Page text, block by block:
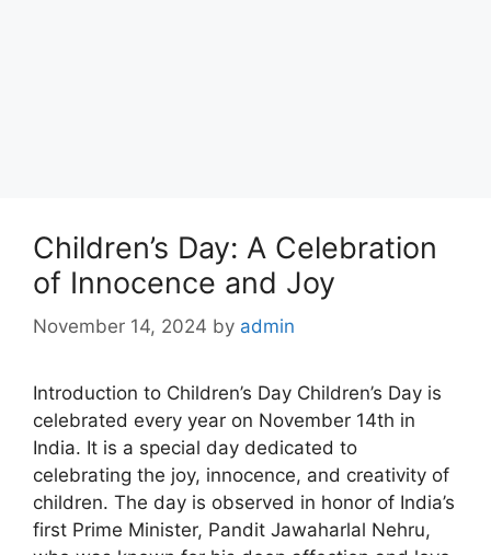
Children’s Day: A Celebration
of Innocence and Joy
November 14, 2024 by admin
Introduction to Children’s Day Children’s Day is
celebrated every year on November 14th in
India. It is a special day dedicated to
celebrating the joy, innocence, and creativity of
children. The day is observed in honor of India’s
first Prime Minister, Pandit Jawaharlal Nehru,